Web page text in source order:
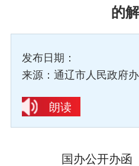
的
发布日期：
来源：通辽市人民政府
朗读
国办公开办函